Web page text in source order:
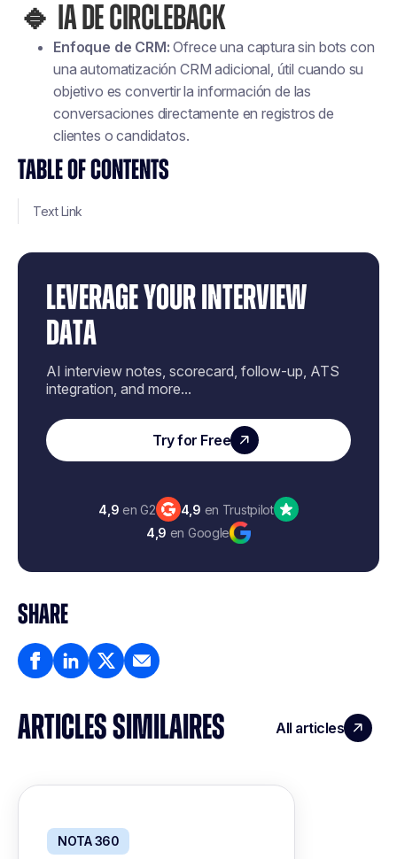
TABLE OF CONTENTS
Text Link
LEVERAGE YOUR INTERVIEW
DATA
AI interview notes, scorecard, follow-up, ATS
integration, and more...
Try for Free
4,9 en G2 4,9 en Trustpilot
4,9 en Google
SHARE
🔹 IA DE CIRCLEBACK
Enfoque de CRM: Ofrece una captura sin bots con
una automatización CRM adicional, útil cuando su
objetivo es convertir la información de las
conversaciones directamente en registros de
clientes o candidatos.
ARTICLES SIMILAIRES All articles
NOTA 360